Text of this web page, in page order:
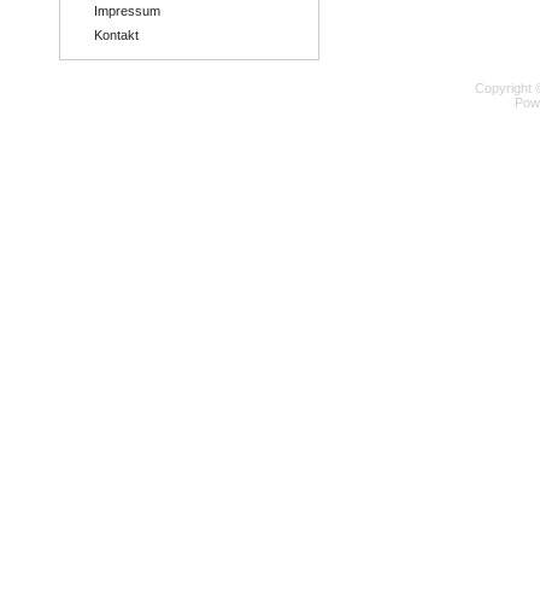
Impressum
Kontakt
Copyright